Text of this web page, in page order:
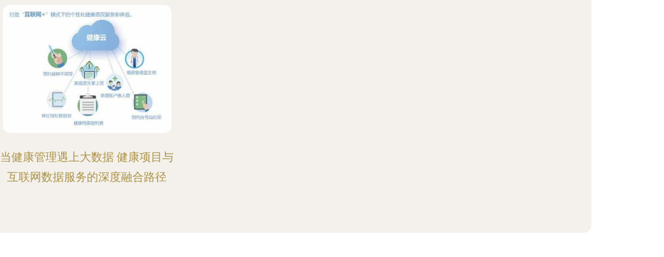
当健康管理遇上大数据 健康项目与
互联网数据服务的深度融合路径